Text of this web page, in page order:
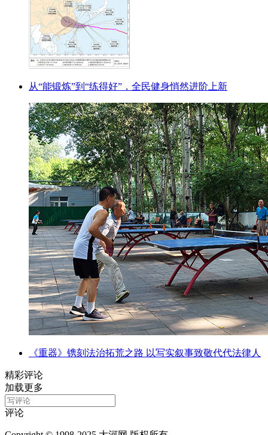
从“能锻炼”到“练得好”，全民健身悄然进阶上新
《重器》镌刻法治拓荒之路 以写实叙事致敬代代法律人
精彩评论
加载更多
评论